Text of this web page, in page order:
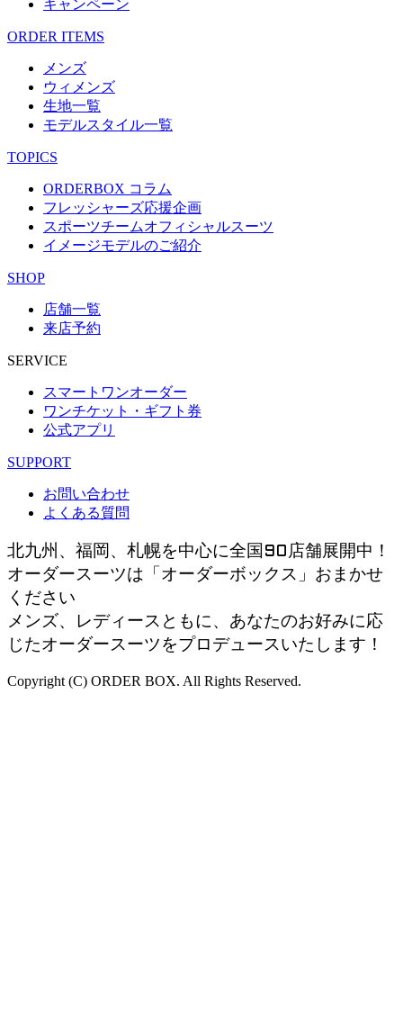
キャンペーン
ORDER ITEMS
メンズ
ウィメンズ
生地一覧
モデルスタイル一覧
TOPICS
ORDERBOX コラム
フレッシャーズ応援企画
スポーツチームオフィシャルスーツ
イメージモデルのご紹介
SHOP
店舗一覧
来店予約
SERVICE
スマートワンオーダー
ワンチケット・ギフト券
公式アプリ
SUPPORT
お問い合わせ
よくある質問
北九州、福岡、札幌を中心に全国90店舗展開中！
オーダースーツは「オーダーボックス」おまかせ
ください
メンズ、レディースともに、あなたのお好みに応
じたオーダースーツをプロデュースいたします！
Copyright (C) ORDER BOX. All Rights Reserved.